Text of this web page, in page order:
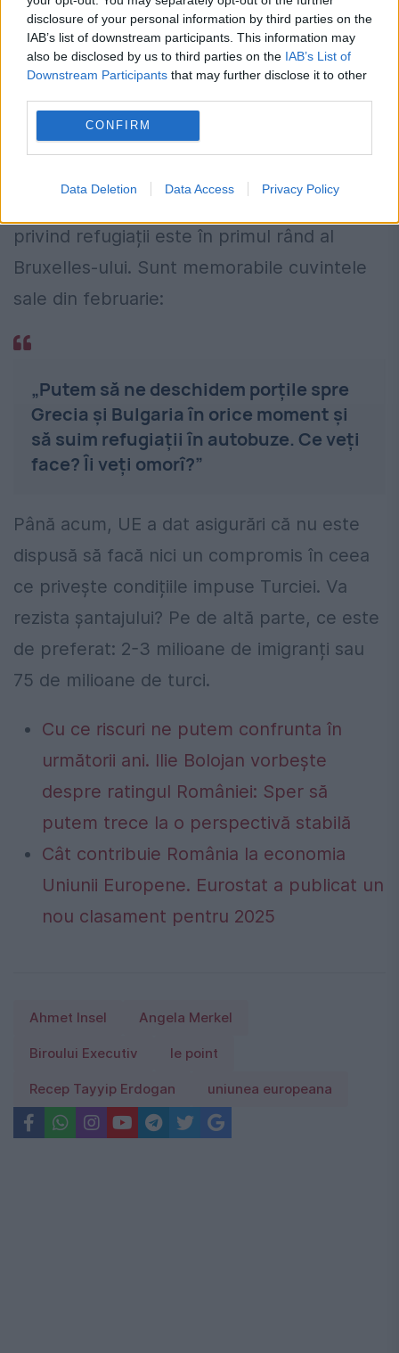
disclosure of your personal information by third parties on the
IAB’s list of downstream participants. This information may
also be disclosed by us to third parties on the IAB’s List of
Downstream Participants that may further disclose it to other
CONFIRM
Data Deletion Data Access Privacy Policy
Eliminarea vizelor pentru cetățenii turci
este una dintre condițiile de bază puse de
Ankara, în acordul cu UE, pentru a stăvili
valul de imigranți spre Europa.
privind refugiații este în primul rând al
Bruxelles-ului. Sunt memorabile cuvintele
sale din februarie:
„Putem să ne deschidem porțile spre
Grecia și Bulgaria în orice moment și
să suim refugiații în autobuze. Ce veți
face? Îi veți omorî?”
Până acum, UE a dat asigurări că nu este
dispusă să facă nici un compromis în ceea
ce privește condițiile impuse Turciei. Va
rezista șantajului? Pe de altă parte, ce este
de preferat: 2-3 milioane de imigranți sau
75 de milioane de turci.
Cu ce riscuri ne putem confrunta în
următorii ani. Ilie Bolojan vorbește
despre ratingul României: Sper să
putem trece la o perspectivă stabilă
Cât contribuie România la economia
Uniunii Europene. Eurostat a publicat un
nou clasament pentru 2025
Ahmet Insel Angela Merkel
Biroului Executiv le point
Recep Tayyip Erdogan uniunea europeana